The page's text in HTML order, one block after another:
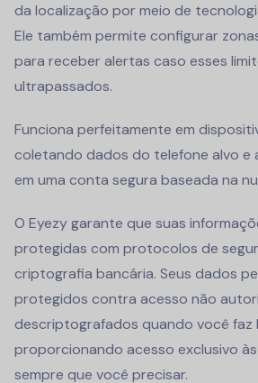
da localização por meio de
Ele também permite configurar
para receber alertas caso esses
ultrapassados.
Funciona perfeitamente em
coletando dados do telefone alvo e
em uma conta segura baseada na
O Eyezy garante que suas
protegidas com protocolos de
criptografia bancária. Seus dados
protegidos contra acesso não
descriptografados quando você faz
proporcionando acesso exclusivo
sempre que você precisar.